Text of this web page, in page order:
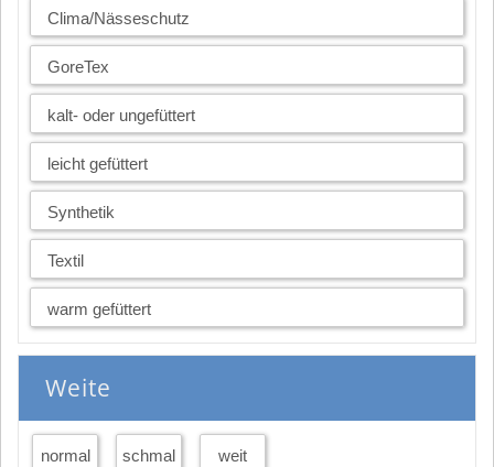
Clima/Nässeschutz
GoreTex
kalt- oder ungefüttert
leicht gefüttert
Synthetik
Textil
warm gefüttert
Weite
normal schmal weit